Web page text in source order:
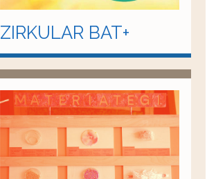
ZIRKULAR BAT+